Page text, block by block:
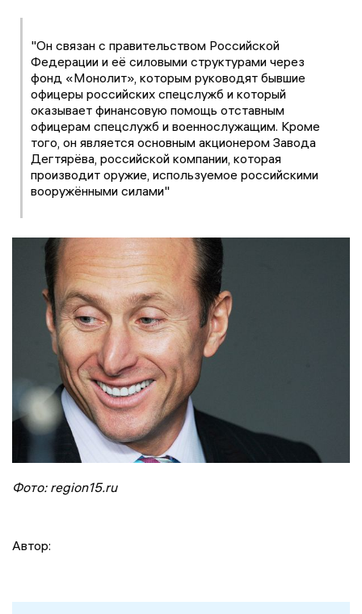
"Он связан с правительством Российской
Федерации и её силовыми структурами через
фонд «Монолит», которым руководят бывшие
офицеры российских спецслужб и который
оказывает финансовую помощь отставным
офицерам спецслужб и военнослужащим. Кроме
того, он является основным акционером Завода
Дегтярёва, российской компании, которая
производит оружие, используемое российскими
вооружёнными силами"
Фото: region15.ru
Автор: